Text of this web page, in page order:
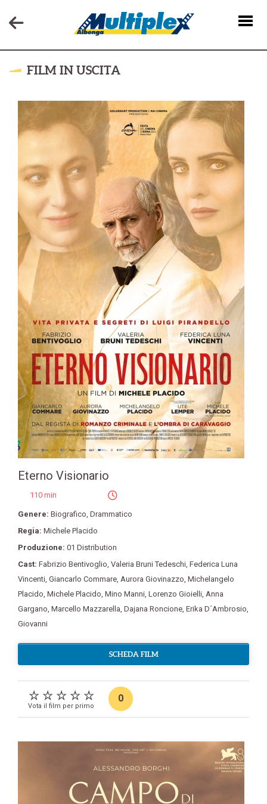
FILM IN USCITA
Eterno Visionario
110 min
Genere: Biografico, Drammatico
Regia: Michele Placido
Produzione: 01 Distribution
Cast: Fabrizio Bentivoglio, Valeria Bruni Tedeschi, Federica Luna
Vincenti, Giancarlo Commare, Aurora Giovinazzo, Michelangelo
Placido, Michele Placido, Mino Manni, Lorenzo Gioielli, Anna
Gargano, Marcello Mazzarella, Dajana Roncione, Erika D´Ambrosio,
Giovanni
SCHEDA FILM
Vota il film per primo
0